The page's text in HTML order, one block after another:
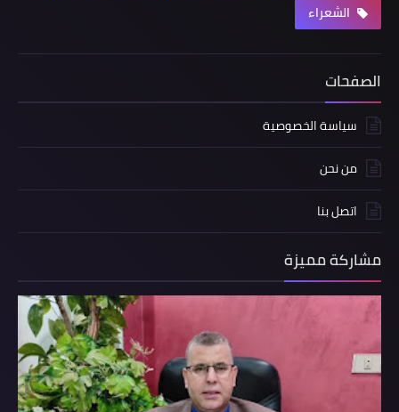
الشعراء
الصفحات
سياسة الخصوصية
من نحن
اتصل بنا
مشاركة مميزة